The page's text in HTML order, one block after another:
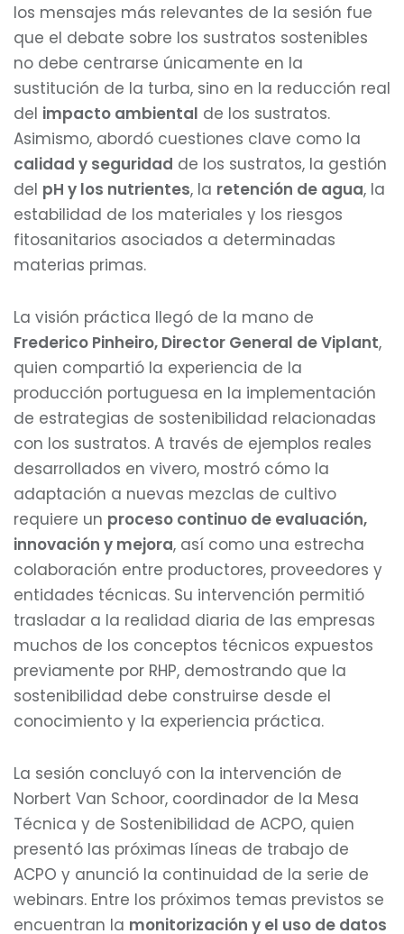
los mensajes más relevantes de la sesión fue
que el debate sobre los sustratos sostenibles
no debe centrarse únicamente en la
sustitución de la turba, sino en la reducción real
del impacto ambiental de los sustratos.
Asimismo, abordó cuestiones clave como la
calidad y seguridad de los sustratos, la gestión
del pH y los nutrientes, la retención de agua, la
estabilidad de los materiales y los riesgos
fitosanitarios asociados a determinadas
materias primas.
La visión práctica llegó de la mano de
Frederico Pinheiro, Director General de Viplant,
quien compartió la experiencia de la
producción portuguesa en la implementación
de estrategias de sostenibilidad relacionadas
con los sustratos. A través de ejemplos reales
desarrollados en vivero, mostró cómo la
adaptación a nuevas mezclas de cultivo
requiere un proceso continuo de evaluación,
innovación y mejora, así como una estrecha
colaboración entre productores, proveedores y
entidades técnicas. Su intervención permitió
trasladar a la realidad diaria de las empresas
muchos de los conceptos técnicos expuestos
previamente por RHP, demostrando que la
sostenibilidad debe construirse desde el
conocimiento y la experiencia práctica.
La sesión concluyó con la intervención de
Norbert Van Schoor, coordinador de la Mesa
Técnica y de Sostenibilidad de ACPO, quien
presentó las próximas líneas de trabajo de
ACPO y anunció la continuidad de la serie de
webinars. Entre los próximos temas previstos se
encuentran la monitorización y el uso de datos